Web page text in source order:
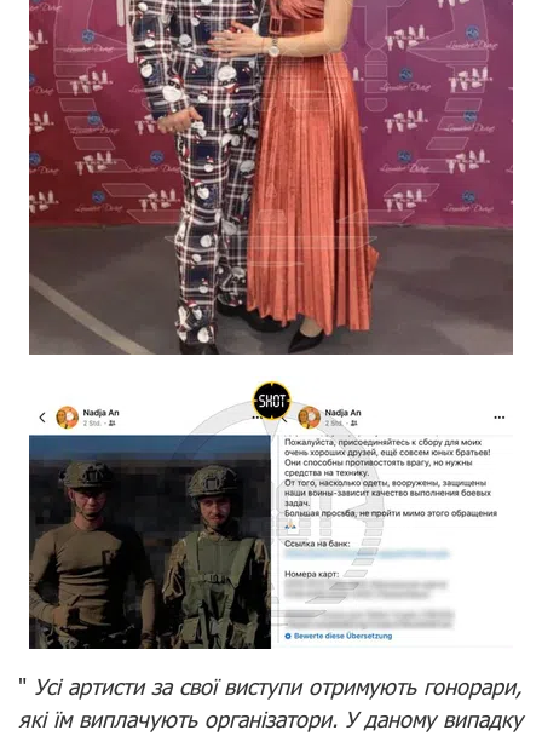
" Усі артисти за свої виступи отримують гонорари,
які їм виплачують організатори. У даному випадку